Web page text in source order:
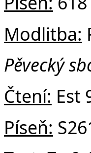
Modlitba:
Pěvecký
Čtení: Est
Píseň: